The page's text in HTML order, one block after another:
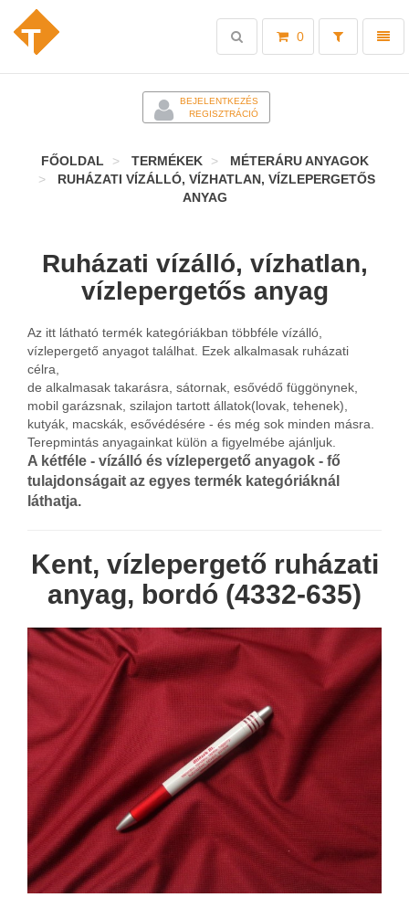
Toggle
0
Toggle
search
BEJELENTKEZÉS
REGISZTRÁCIÓ
FŐOLDAL TERMÉKEK
MÉTERÁRU ANYAGOK
RUHÁZATI VÍZÁLLÓ, VÍZHATLAN, VÍZLEPERGETŐS
ANYAG
Ruházati vízálló, vízhatlan,
vízlepergetős anyag
Az itt látható termék kategóriákban többféle vízálló,
vízlepergető anyagot találhat. Ezek alkalmasak ruházati
célra,
de alkalmasak takarásra, sátornak, esővédő függönynek,
mobil garázsnak, szilajon tartott állatok(lovak, tehenek),
kutyák, macskák, esővédésére - és még sok minden másra.
Terepmintás anyagainkat külön a figyelmébe ajánljuk.
A kétféle - vízálló és vízlepergető anyagok - fő
tulajdonságait az egyes termék kategóriáknál
láthatja.
Kent, vízlepergető ruházati
anyag, bordó (4332-635)